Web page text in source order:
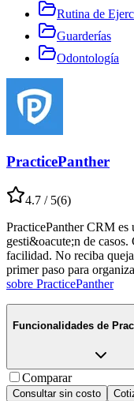
Rutina de
Guarderías
Odontología
PracticePanther
4.7 / 5(6)
PracticePanther CRM
gesti&oacute;n de casos.
facilidad. No reciba
primer paso para
sobre PracticePanther
Funcionalidades de
Comparar
Consultar sin costo